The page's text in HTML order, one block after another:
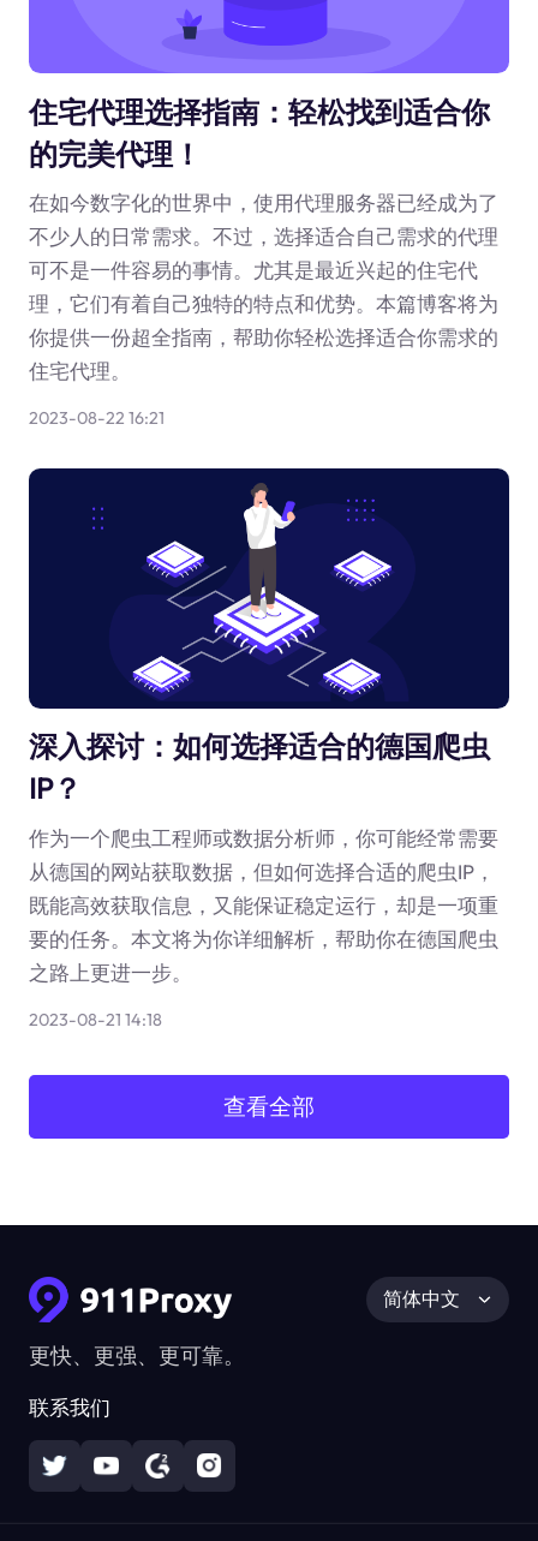
住宅代理选择指南：轻松找到适合你
的完美代理！
在如今数字化的世界中，使用代理服务器已经成为了
不少人的日常需求。不过，选择适合自己需求的代理
可不是一件容易的事情。尤其是最近兴起的住宅代
理，它们有着自己独特的特点和优势。本篇博客将为
你提供一份超全指南，帮助你轻松选择适合你需求的
住宅代理。
2023-08-22 16:21
深入探讨：如何选择适合的德国爬虫
IP？
作为一个爬虫工程师或数据分析师，你可能经常需要
从德国的网站获取数据，但如何选择合适的爬虫IP，
既能高效获取信息，又能保证稳定运行，却是一项重
要的任务。本文将为你详细解析，帮助你在德国爬虫
之路上更进一步。
2023-08-21 14:18
查看全部
更快、更强、更可靠。
联系我们
简体中文